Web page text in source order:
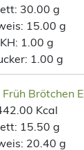
30.00 g
15.00 g
KH: 1.00 g
1.00 g
Brötchen
Kcal
15.50 g
20.40 g